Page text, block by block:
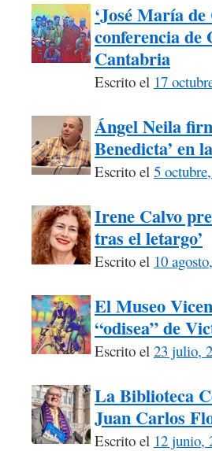
‘José María
conferencia de
Cantabria
Escrito el 17
Ángel Neila
Benedicta’ en
Escrito el 5
Irene Calvo
tras el letargo’
Escrito el 10
El Museo
“odisea” de
Escrito el 23 julio,
La Biblioteca
Juan Carlos
Escrito el 12 junio,